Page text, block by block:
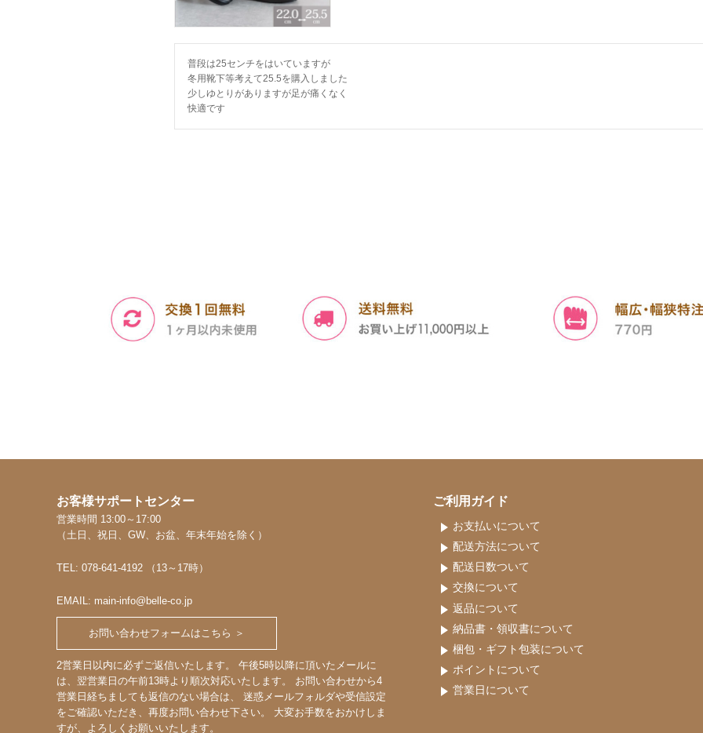
普段は25センチをはいていますが
冬用靴下等考えて25.5を購入しました
少しゆとりがありますが足が痛くなく
快適です
お客様サポートセンター
営業時間 13:00～17:00
（土日、祝日、GW、お盆、年末年始を除く）
TEL: 078-641-4192 （13～17時）
EMAIL: main-info@belle-co.jp
お問い合わせフォームはこちら ＞
2営業日以内に必ずご返信いたします。 午後5時以降に頂いたメールに
は、翌営業日の午前13時より順次対応いたします。 お問い合わせから4
営業日経ちましても返信のない場合は、 迷惑メールフォルダや受信設定
をご確認いただき、再度お問い合わせ下さい。 大変お手数をおかけしま
すが、よろしくお願いいたします。
ご利用ガイド
お支払いについて
配送方法について
配送日数ついて
交換について
返品について
納品書・領収書について
梱包・ギフト包装について
ポイントについて
営業日について